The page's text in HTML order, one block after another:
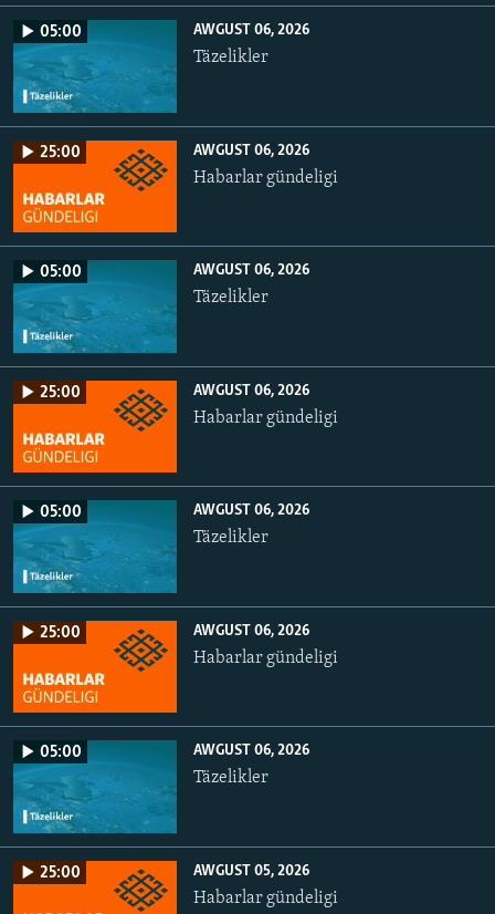
05:00 AWGUST 06, 2026
Täzelikler
25:00 AWGUST 06, 2026
Habarlar gündeligi
05:00 AWGUST 06, 2026
Täzelikler
25:00 AWGUST 06, 2026
Habarlar gündeligi
05:00 AWGUST 06, 2026
Täzelikler
25:00 AWGUST 06, 2026
Habarlar gündeligi
05:00 AWGUST 06, 2026
Täzelikler
25:00 AWGUST 05, 2026
Habarlar gündeligi